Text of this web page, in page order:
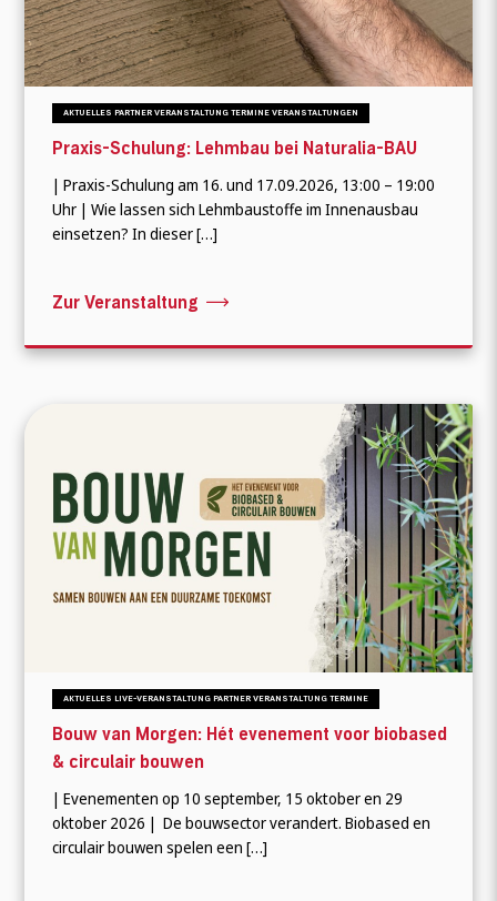
AKTUELLES PARTNER VERANSTALTUNG TERMINE VERANSTALTUNGEN
Praxis-Schulung: Lehmbau bei Naturalia-BAU
| Praxis-Schulung am 16. und 17.09.2026, 13:00 – 19:00
Uhr | Wie lassen sich Lehmbaustoffe im Innenausbau
einsetzen? In dieser […]
Zur Veranstaltung
AKTUELLES LIVE-VERANSTALTUNG PARTNER VERANSTALTUNG TERMINE
Bouw van Morgen: Hét evenement voor biobased
& circulair bouwen
| Evenementen op 10 september, 15 oktober en 29
oktober 2026 | De bouwsector verandert. Biobased en
circulair bouwen spelen een […]